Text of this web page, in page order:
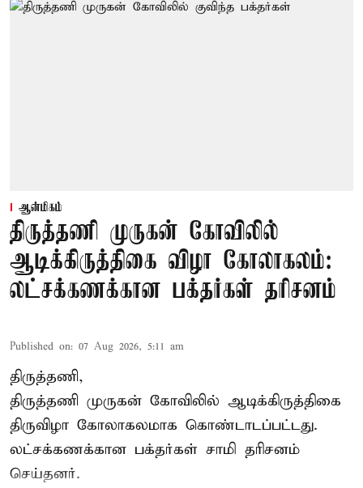
ஆன்மிகம்
திருத்தணி முருகன் கோவிலில்
ஆடிக்கிருத்திகை விழா கோலாகலம்:
லட்சக்கணக்கான பக்தர்கள் தரிசனம்
Published on: 07 Aug 2026, 5:11 am
திருத்தணி,
திருத்தணி முருகன் கோவிலில் ஆடிக்கிருத்திகை
திருவிழா கோலாகலமாக கொண்டாடப்பட்டது.
லட்சக்கணக்கான பக்தர்கள் சாமி தரிசனம்
செய்தனர்.